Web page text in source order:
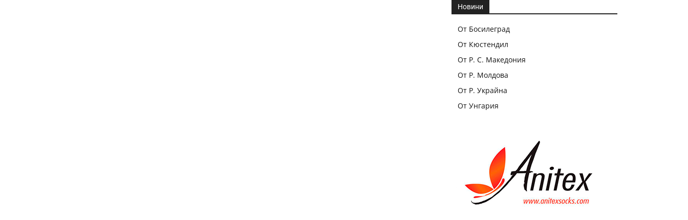
Новини
От Босилеград
От Кюстендил
От Р. С. Македония
От Р. Молдова
От Р. Украйна
От Унгария